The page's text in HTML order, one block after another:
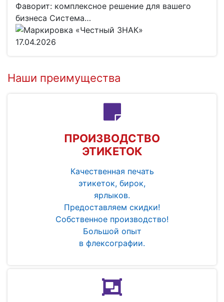
Фаворит: комплексное решение для вашего
бизнеса Система…
17.04.2026
Наши преимущества
ПРОИЗВОДСТВО
ЭТИКЕТОК
Качественная печать
этикеток, бирок,
ярлыков.
Предоставляем скидки!
Собственное производство!
Большой опыт
в флексографии.